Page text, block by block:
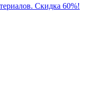
Скидка 60%!